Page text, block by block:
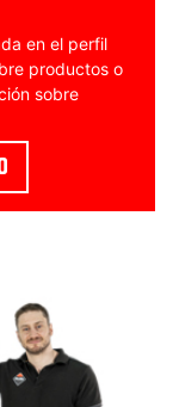
en el perfil
productos o
sobre